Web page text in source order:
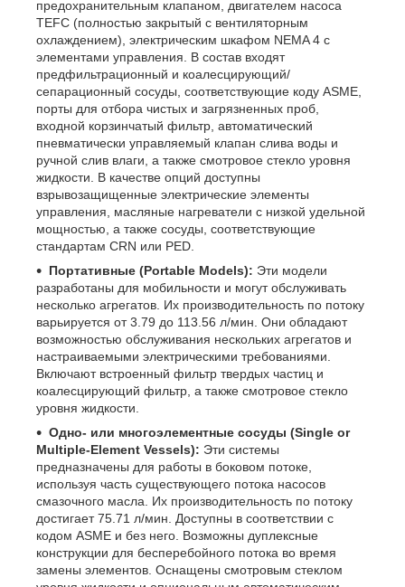
предохранительным клапаном, двигателем насоса
TEFC (полностью закрытый с вентиляторным
охлаждением), электрическим шкафом NEMA 4 с
элементами управления. В состав входят
предфильтрационный и коалесцирующий/
сепарационный сосуды, соответствующие коду ASME,
порты для отбора чистых и загрязненных проб,
входной корзинчатый фильтр, автоматический
пневматически управляемый клапан слива воды и
ручной слив влаги, а также смотровое стекло уровня
жидкости. В качестве опций доступны
взрывозащищенные электрические элементы
управления, масляные нагреватели с низкой удельной
мощностью, а также сосуды, соответствующие
стандартам CRN или PED.
Портативные (Portable Models): Эти модели
разработаны для мобильности и могут обслуживать
несколько агрегатов. Их производительность по потоку
варьируется от 3.79 до 113.56 л/мин. Они обладают
возможностью обслуживания нескольких агрегатов и
настраиваемыми электрическими требованиями.
Включают встроенный фильтр твердых частиц и
коалесцирующий фильтр, а также смотровое стекло
уровня жидкости.
Одно- или многоэлементные сосуды (Single or
Multiple-Element Vessels): Эти системы
предназначены для работы в боковом потоке,
используя часть существующего потока насосов
смазочного масла. Их производительность по потоку
достигает 75.71 л/мин. Доступны в соответствии с
кодом ASME и без него. Возможны дуплексные
конструкции для бесперебойного потока во время
замены элементов. Оснащены смотровым стеклом